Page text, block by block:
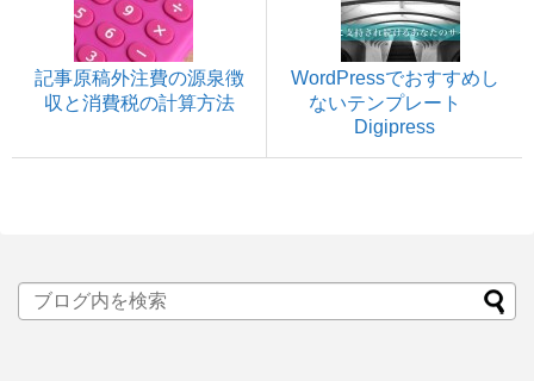
記事原稿外注費の源泉徴
収と消費税の計算方法
WordPressでおすすめし
ないテンプレート
Digipress